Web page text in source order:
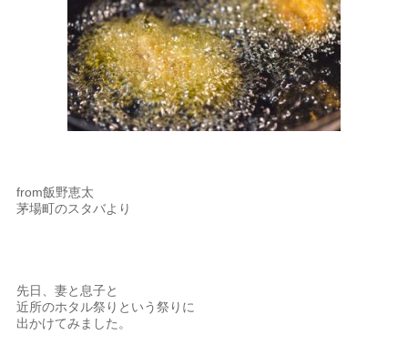
from飯野恵太
茅場町のスタバより
先日、妻と息子と
近所のホタル祭りという祭りに
出かけてみました。